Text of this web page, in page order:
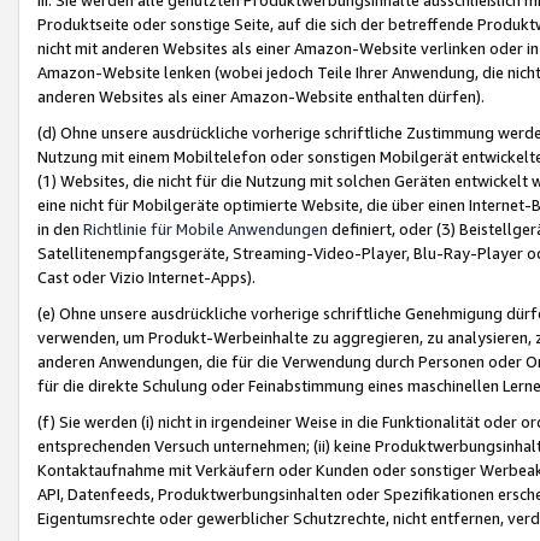
Produktseite oder sonstige Seite, auf die sich der betreffende
nicht mit anderen Websites als einer Amazon-Website verlinken oder
Amazon-Website lenken (wobei jedoch Teile Ihrer Anwendung, die
anderen Websites als einer Amazon-Website enthalten dürfen).
(d) Ohne unsere ausdrückliche vorherige schriftliche Zustimmung
Nutzung mit einem Mobiltelefon oder sonstigen Mobilgerät
(1) Websites, die nicht für die Nutzung mit solchen Geräten
eine nicht für Mobilgeräte optimierte Website, die über einen
in den Richtlinie für Mobile Anwendungen definiert, oder (3)
Satellitenempfangsgeräte, Streaming-Video-Player, Blu-Ray-Player
Cast oder Vizio Internet-Apps).
(e) Ohne unsere ausdrückliche vorherige schriftliche Genehmigung
verwenden, um Produkt-Werbeinhalte zu aggregieren, zu
anderen Anwendungen, die für die Verwendung durch Personen
für die direkte Schulung oder Feinabstimmung eines maschinellen
(f) Sie werden (i) nicht in irgendeiner Weise in die Funktionalität oder
entsprechenden Versuch unternehmen; (ii) keine
Kontaktaufnahme mit Verkäufern oder Kunden oder sonstiger
API, Datenfeeds, Produktwerbungsinhalten oder Spezifikationen
Eigentumsrechte oder gewerblicher Schutzrechte, nicht entfernen,